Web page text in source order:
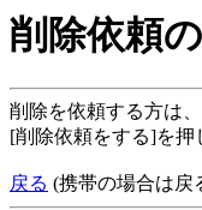
削除依頼
削除を依頼する方は
[削除依頼をする]を押
戻る (携帯の場合は戻